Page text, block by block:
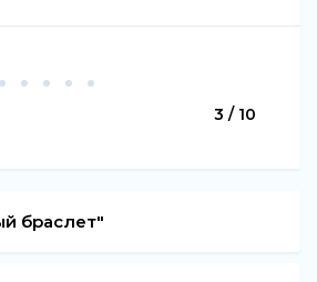
3 / 10
браслет"